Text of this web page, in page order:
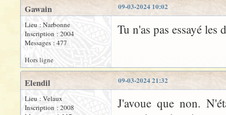
09-03-2024 10:02
Gawain
Lieu : Narbonne
Inscription : 2004
Messages : 477
Tu n'as pas essayé
Hors ligne
09-03-2024 21:32
Elendil
Lieu : Velaux
Inscription : 2008
J'avoue que non.